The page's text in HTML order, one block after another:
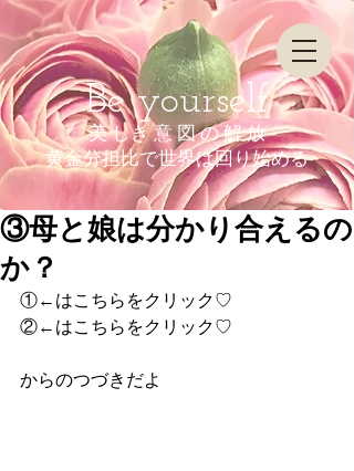
Be yourself
美 しき 意 図 の 解 放
​黄金分担比で世界は回り始める
③母と娘は分かり合えるの
か？
①←はこちらをクリック♡
②←はこちらをクリック♡
からのつづきだよ